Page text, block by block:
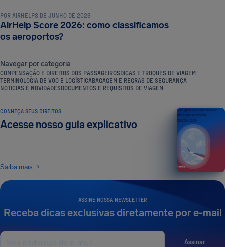
POR AIRHELP8 DE JUNHO DE 2026
AirHelp Score 2026: como classificamos
os aeroportos?
Navegar por categoria
COMPENSAÇÃO E DIREITOS DOS PASSAGEIROSDICAS E TRUQUES DE VIAGEM
TERMINOLOGIA DE VOO E LOGÍSTICABAGAGEM E REGRAS DE SEGURANÇA
NOTÍCIAS E NOVIDADESDOCUMENTOS E REQUISITOS DE VIAGEM
ASSINE NOSSA NEWSLETTER
Receba dicas exclusivas diretamente por e-mail
Assinar
CONHEÇA SEUS DIREITOS
Acesse nosso guia explicativo
Saiba mais
Seu guia dos direitos do
passageiro aéreo
EDIÇÃO 2026